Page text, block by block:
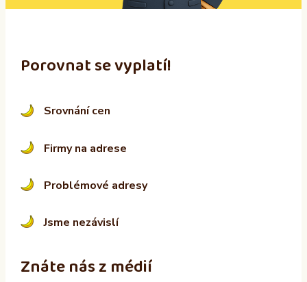
:
Porovnat se vyplatí!
Srovnání cen
Firmy na adrese
Problémové adresy
Jsme nezávislí
Znáte nás z médií